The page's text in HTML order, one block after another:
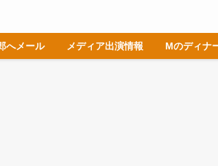
へメール メディア出演情報 Mのディナ